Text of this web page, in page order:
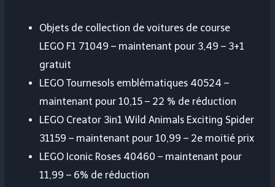
Objets de collection de voitures de course
LEGO F1 71049 – maintenant pour 3,49 – 3+1
gratuit
LEGO Tournesols emblématiques 40524 –
maintenant pour 10,15 – 22 % de réduction
LEGO Creator 3in1 Wild Animals Exciting Spider
31159 – maintenant pour 10,99 – 2e moitié prix
LEGO Iconic Roses 40460 – maintenant pour
11,99 – 6% de réduction